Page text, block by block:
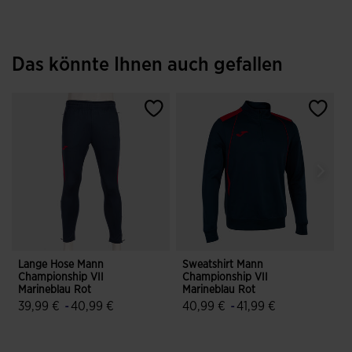
Das könnte Ihnen auch gefallen
Lange Hose Mann
Championship VII
Marineblau Rot
39,99 € - 40,99 €
Sweatshirt Mann
Championship VII
Marineblau Rot
40,99 € - 41,99 €